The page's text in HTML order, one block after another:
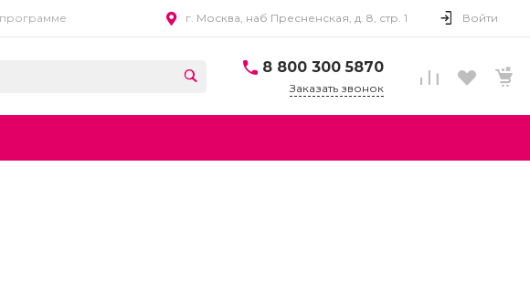
г. Москва, наб Пресненская, д. 8, стр. 1 Войти
8 800 300 5870
Заказать звонок